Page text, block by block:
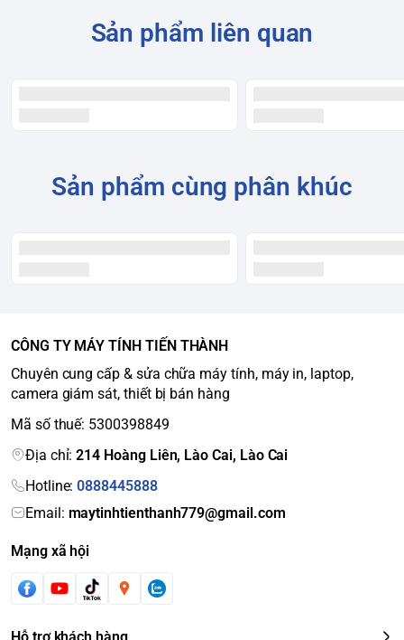
Sản phẩm liên quan
Sản phẩm cùng phân khúc
CÔNG TY MÁY TÍNH TIẾN THÀNH
Chuyên cung cấp & sửa chữa máy tính, máy in, laptop,
camera giám sát, thiết bị bán hàng
Mã số thuế: 5300398849
Địa chỉ:214 Hoàng Liên, Lào Cai, Lào Cai
Hotline:0888445888
Email: maytinhtienthanh779@gmail.com
Mạng xã hội